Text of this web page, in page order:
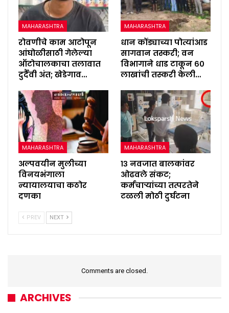
MAHARASHTRA
रोवणीचे काम आटोपून
आंघोळीसाठी गेलेल्या
ऑटोचालकाचा तलावात
दुर्दैवी अंत; खेडेगाव…
MAHARASHTRA
धान कोंड्याच्या पोत्यांआड
सागवान तस्करी; वन
विभागाने धाड टाकून ६०
लाखांची तस्करी केली…
MAHARASHTRA
अल्पवयीन मुलीच्या
विनयभंगाला
न्यायालयाचा कठोर
दणका
MAHARASHTRA
१३ नवजात बालकांवर
ओढवले संकट;
कर्मचाऱ्यांच्या तत्परतेने
टळली मोठी दुर्घटना
PREV NEXT
Comments are closed.
ARCHIVES